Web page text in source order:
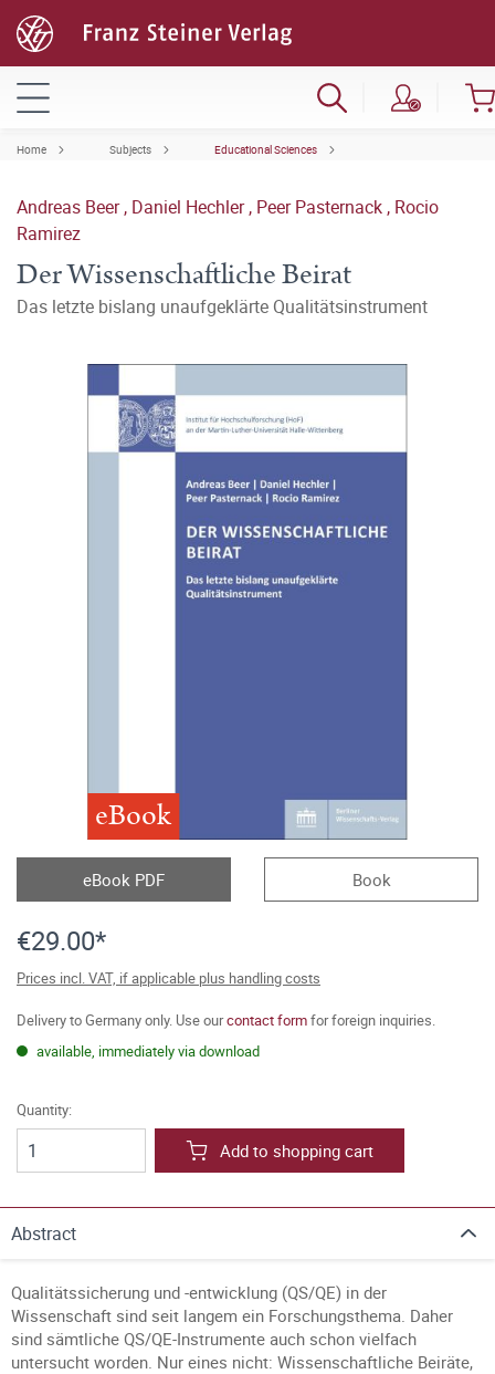
Home Subjects Educational Sciences
Andreas Beer, Daniel Hechler, Peer Pasternack , Rocio
Ramirez
Der Wissenschaftliche Beirat
Das letzte bislang unaufgeklärte Qualitätsinstrument
eBook
eBook PDF Book
€29.00*
Prices incl. VAT, if applicable plus handling costs
Delivery to Germany only. Use ourcontact formfor foreign inquiries.
available, immediately via download
Quantity:
Add to shopping cart
Abstract
Qualitätssicherung und -entwicklung (QS/QE) in der
Wissenschaft sind seit langem ein Forschungsthema. Daher
sind sämtliche QS/QE-Instrumente auch schon vielfach
untersucht worden. Nur eines nicht: Wissenschaftliche Beiräte,